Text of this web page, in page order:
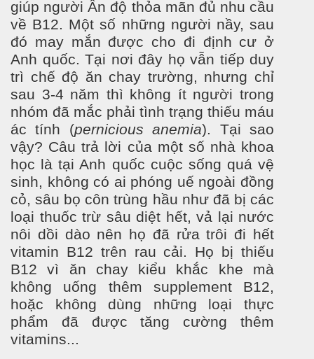
giúp người Ấn độ thỏa mãn đủ nhu cầu
về B12. Một số những người nầy, sau
đó may mắn được cho đi định cư ở
Anh quốc. Tại nơi đây họ vẫn tiếp duy
trì chế độ ăn chay trường, nhưng chỉ
sau 3-4 năm thì không ít người trong
nhóm đã mắc phải tình trạng thiếu máu
ác tính (pernicious anemia). Tại sao
vậy? Câu trả lời của một số nhà khoa
học là tại Anh quốc cuộc sống quá vệ
sinh, không có ai phóng uế ngoài đồng
cỏ, sâu bọ côn trùng hầu như đã bị các
loại thuốc trừ sâu diệt hết, vả lại nước
nôi dồi dào nên họ đã rửa trôi đi hết
vitamin B12 trên rau cải. Họ bị thiếu
B12 vì ăn chay kiểu khắc khe mà
không uống thêm supplement B12,
hoặc không dùng những loại thực
phẩm đã được tăng cường thêm
vitamins...